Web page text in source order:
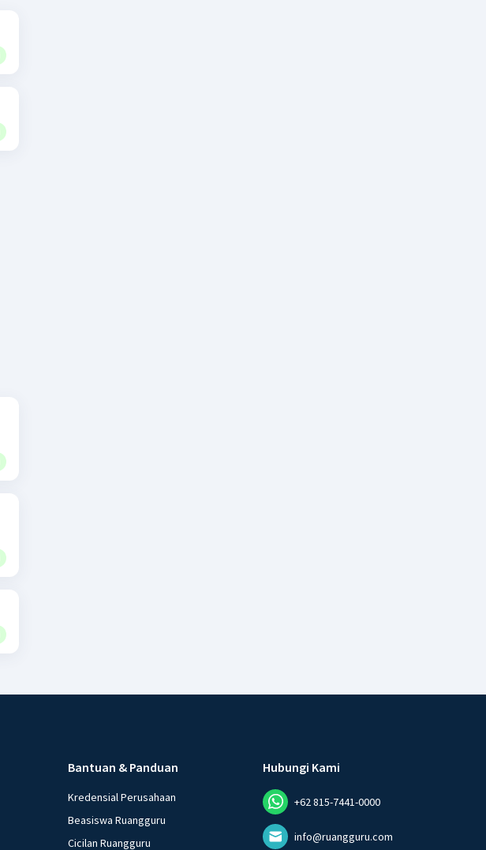
Bantuan & Panduan
Kredensial Perusahaan
Beasiswa Ruangguru
Cicilan Ruangguru
Hubungi Kami
+62 815-7441-0000
info@ruangguru.com